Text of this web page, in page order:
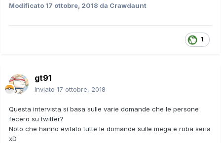
Modificato 17 ottobre, 2018 da Crawdaunt
1
gt91
Inviato 17 ottobre, 2018
Questa intervista si basa sulle varie domande che le persone
fecero su twitter?
Noto che hanno evitato tutte le domande sulle mega e roba seria
xD